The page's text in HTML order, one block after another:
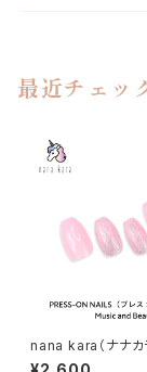
最近チェッ
nana kara（ナナカ
ON NAILS（プレス